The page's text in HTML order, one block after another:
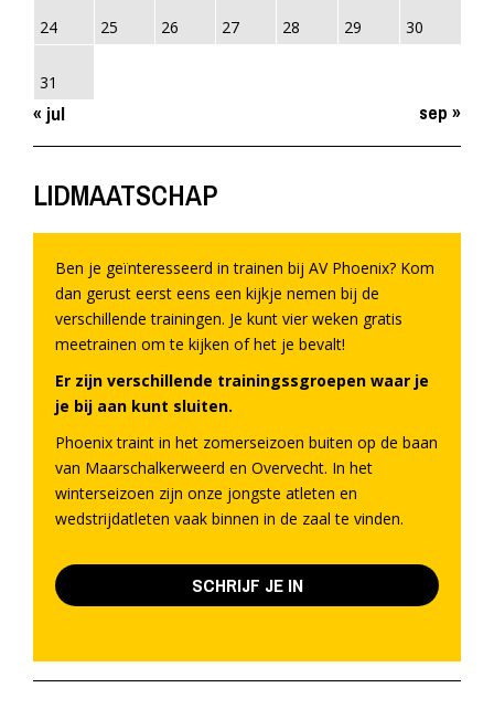
24 25 26 27 28 29 30
31
« jul sep »
LIDMAATSCHAP
Ben je geïnteresseerd in trainen bij AV Phoenix? Kom
dan gerust eerst eens een kijkje nemen bij de
verschillende trainingen. Je kunt vier weken gratis
meetrainen om te kijken of het je bevalt!
Er zijn verschillende trainingssgroepen waar je
je bij aan kunt sluiten.
Phoenix traint in het zomerseizoen buiten op de baan
van Maarschalkerweerd en Overvecht. In het
winterseizoen zijn onze jongste atleten en
wedstrijdatleten vaak binnen in de zaal te vinden.
SCHRIJF JE IN